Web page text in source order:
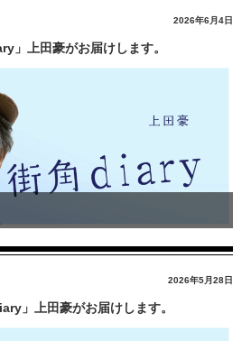
2026年6月4日
」上田豪がお届けします。
2026年5月28日
」上田豪がお届けします。